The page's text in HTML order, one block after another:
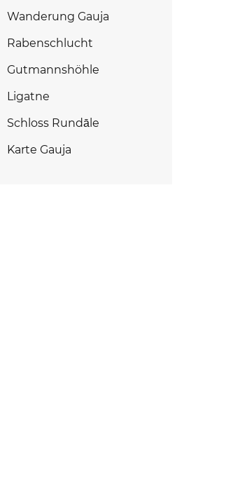
Wanderung Gauja
Rabenschlucht
Gutmannshöhle
Ligatne
Schloss Rundāle
Karte Gauja